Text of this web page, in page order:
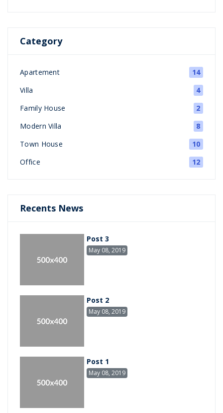
Category
Apartement
14
Villa
4
Family House
2
Modern Villa
8
Town House
10
Office
12
Recents News
Post 3
May 08, 2019
Post 2
May 08, 2019
Post 1
May 08, 2019